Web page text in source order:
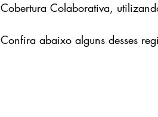
Cobertura Colaborativa,
Confira abaixo alguns desses